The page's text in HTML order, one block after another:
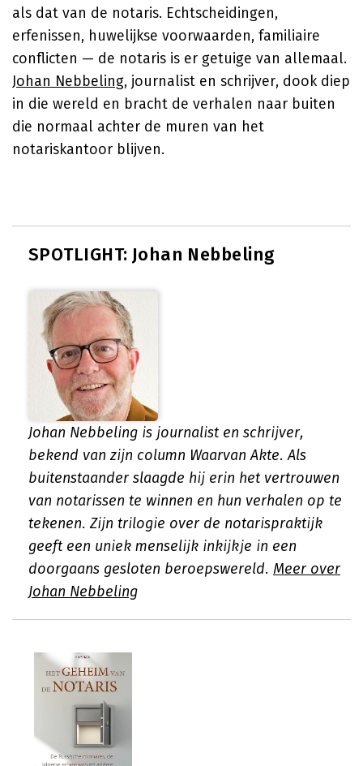
als dat van de notaris. Echtscheidingen,
erfenissen, huwelijkse voorwaarden, familiaire
conflicten — de notaris is er getuige van allemaal.
Johan Nebbeling, journalist en schrijver, dook diep
in die wereld en bracht de verhalen naar buiten
die normaal achter de muren van het
notariskantoor blijven.
SPOTLIGHT: Johan Nebbeling
Johan Nebbeling is journalist en schrijver,
bekend van zijn column Waarvan Akte. Als
buitenstaander slaagde hij erin het vertrouwen
van notarissen te winnen en hun verhalen op te
tekenen. Zijn trilogie over de notarispraktijk
geeft een uniek menselijk inkijkje in een
doorgaans gesloten beroepswereld. Meer over
Johan Nebbeling